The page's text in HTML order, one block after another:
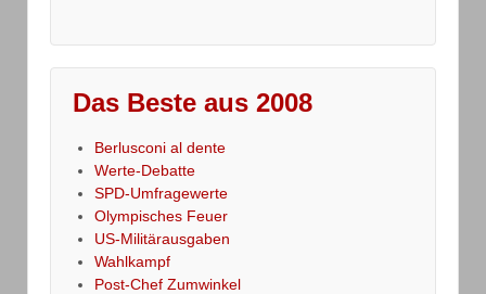
Das Beste aus 2008
Berlusconi al dente
Werte-Debatte
SPD-Umfragewerte
Olympisches Feuer
US-Militärausgaben
Wahlkampf
Post-Chef Zumwinkel